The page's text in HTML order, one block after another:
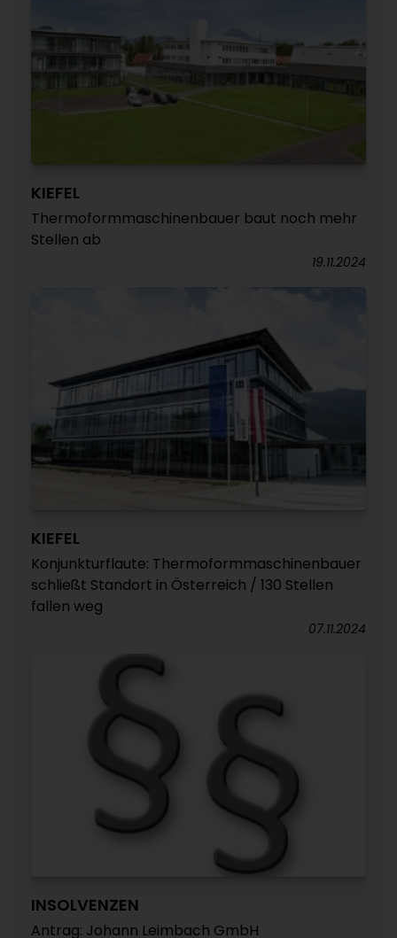
KIEFEL
Thermoformmaschinenbauer baut noch mehr
Stellen ab
19.11.2024
KIEFEL
Konjunkturflaute: Thermoformmaschinenbauer
schließt Standort in Österreich / 130 Stellen
fallen weg
07.11.2024
INSOLVENZEN
Antrag: Johann Leimbach GmbH